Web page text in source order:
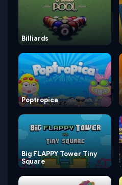
Billiards
Poptropica
Big FLAPPY Tower Tiny
Square